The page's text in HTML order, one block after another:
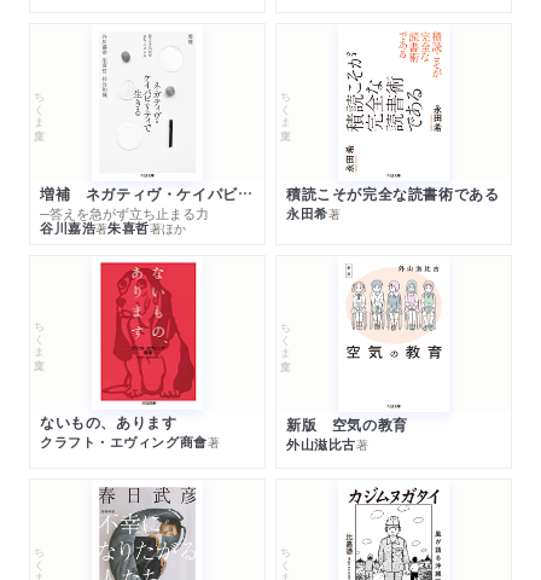
ちくま文庫
増補 ネガティヴ・ケイパビリティで生きる
─答えを急がず立ち止まる力
谷川嘉浩著朱喜哲著ほか
ちくま文庫
積読こそが完全な読書術である
永田希著
ちくま文庫
ないもの、あります
クラフト・エヴィング商會著
ちくま文庫
新版 空気の教育
外山滋比古著
ちくま文庫 ちくま文庫